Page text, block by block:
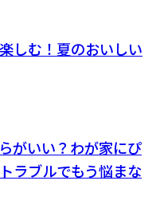
しむ！夏のおいしい
がいい？わが家にぴ
ラブルでもう悩まな